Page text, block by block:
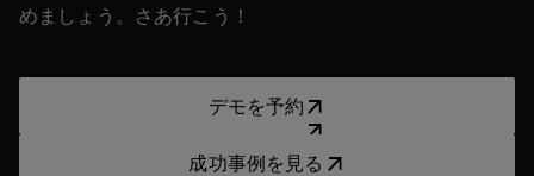
めましょう。さあ行こう！
デモを予約
成功事例を見る